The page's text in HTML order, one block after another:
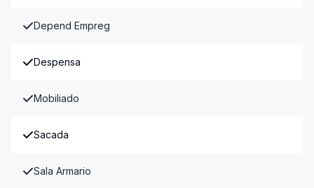
Depend Empreg
Despensa
Mobiliado
Sacada
Sala Armario